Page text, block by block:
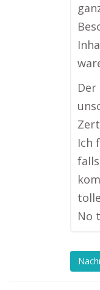
Der
Ich
No